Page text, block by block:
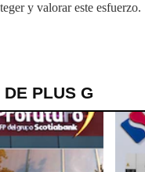
y valorar este esfuerzo.
PLUS G